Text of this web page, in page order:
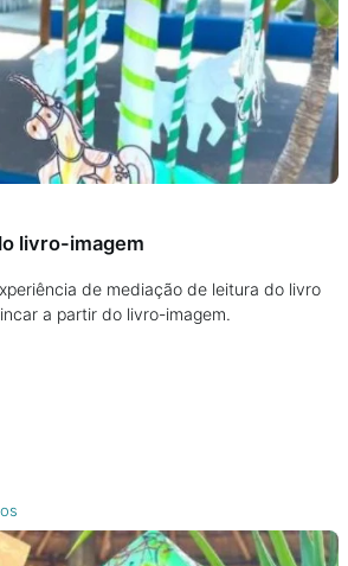
livro-imagem
de mediação de leitura do livro
a partir do livro-imagem.